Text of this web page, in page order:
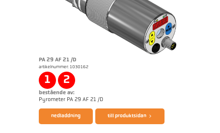
PA 29 AF 21 /D
artikelnummer: 1030162
1 2
bestående av:
Pyrometer PA 29 AF 21 /D
broschyr CellaTemp PA
nedladdning till produktsidan